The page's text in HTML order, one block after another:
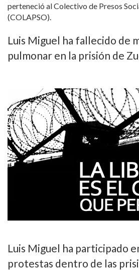
perteneció al Colectivo de Presos
(COLAPSO).
Luis Miguel ha fallecido de
pulmonar en la prisión de
Luis Miguel ha participado
protestas dentro de las